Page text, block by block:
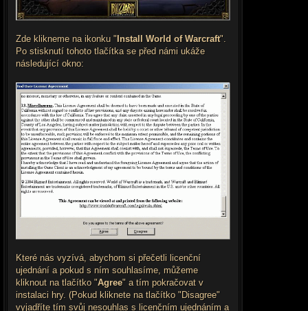
Zde klikneme na ikonku " Install World of Warcraft".
Po stisknutí tohoto tlačítka se před námi ukáže
následující okno:
Které nás vyzívá, abychom si přečetli licenční
ujednání a pokud s ním souhlasíme, můžeme
kliknout na tlačítko "Agree" a tím pokračovat v
instalaci hry. (Pokud kliknete na tlačítko "Disagree"
vyjadříte tím svůj nesouhlas s licenčním ujednáním a